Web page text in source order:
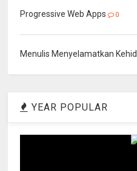
Progressive Web Apps 0
Menulis Menyelamatkan
YEAR POPULAR